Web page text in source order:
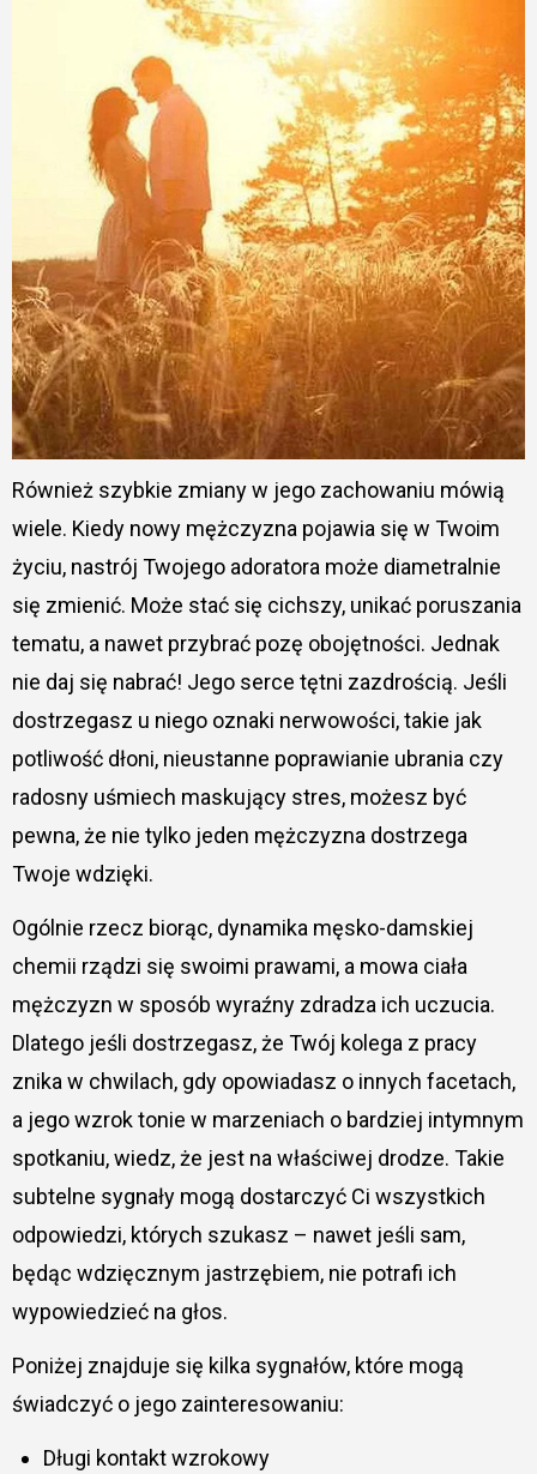
Również szybkie zmiany w jego zachowaniu mówią
wiele. Kiedy nowy mężczyzna pojawia się w Twoim
życiu, nastrój Twojego adoratora może diametralnie
się zmienić. Może stać się cichszy, unikać poruszania
tematu, a nawet przybrać pozę obojętności. Jednak
nie daj się nabrać! Jego serce tętni zazdrością. Jeśli
dostrzegasz u niego oznaki nerwowości, takie jak
potliwość dłoni, nieustanne poprawianie ubrania czy
radosny uśmiech maskujący stres, możesz być
pewna, że nie tylko jeden mężczyzna dostrzega
Twoje wdzięki.
Ogólnie rzecz biorąc, dynamika męsko-damskiej
chemii rządzi się swoimi prawami, a mowa ciała
mężczyzn w sposób wyraźny zdradza ich uczucia.
Dlatego jeśli dostrzegasz, że Twój kolega z pracy
znika w chwilach, gdy opowiadasz o innych facetach,
a jego wzrok tonie w marzeniach o bardziej intymnym
spotkaniu, wiedz, że jest na właściwej drodze. Takie
subtelne sygnały mogą dostarczyć Ci wszystkich
odpowiedzi, których szukasz – nawet jeśli sam,
będąc wdzięcznym jastrzębiem, nie potrafi ich
wypowiedzieć na głos.
Poniżej znajduje się kilka sygnałów, które mogą
świadczyć o jego zainteresowaniu:
Długi kontakt wzrokowy